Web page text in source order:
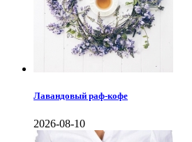
Лавандовый раф-кофе
2026-08-10